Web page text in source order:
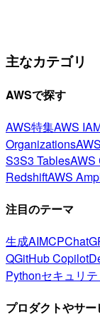
主なカテゴリ
AWSで探す
AWS特集AWS
Organizations
S3S3 TablesAWS
RedshiftAWS
注目のテーマ
生成AIMCP
QGitHub Copilot
Pythonセキュリテ
プロダクトやサ